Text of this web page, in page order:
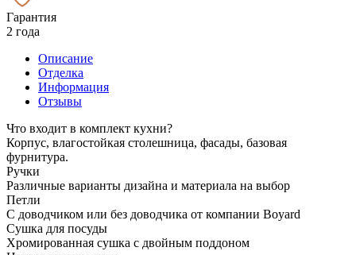
Гарантия
2 года
Описание
Отделка
Информация
Отзывы
Что входит в комплект кухни?
Корпус, влагостойкая столешница, фасады, базовая
фурнитура.
Ручки
Различные варианты дизайна и материала на выбор
Петли
С доводчиком или без доводчика от компании Boyard
Сушка для посуды
Хромированная сушка с двойным поддоном